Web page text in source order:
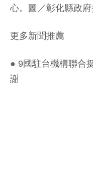
心。圖／彰化縣政
更多新聞推薦
● 9國駐台機構聯合
謝